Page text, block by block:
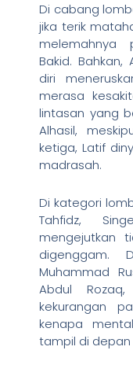
Di cabang
jika terik
melemahnya
Bakid.
diri
merasa
lintasan yang
Alhasil,
ketiga, Latif
madrasah.
Di kategori
Tahfidz,
mengejutkan
Muhammad
Abdul
kekurangan
kenapa
tampil di depan